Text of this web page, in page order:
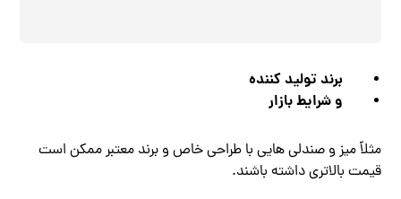
برند تولید کننده
و شرایط بازار
مثلاً میز و صندلی‌ هایی با طراحی خاص و برند معتبر ممکن است
قیمت بالاتری داشته باشند.